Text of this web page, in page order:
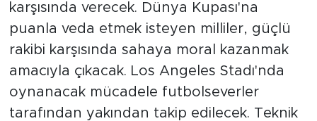
karşısında verecek. Dünya Kupası'na
puanla veda etmek isteyen milliler, güçlü
rakibi karşısında sahaya moral kazanmak
amacıyla çıkacak. Los Angeles Stadı'nda
oynanacak mücadele futbolseverler
tarafından yakından takip edilecek. Teknik